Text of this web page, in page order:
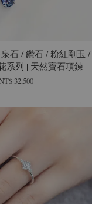
石 / 鑽石 / 粉紅剛玉 /
系列 | 天然寶石項鍊
32,500